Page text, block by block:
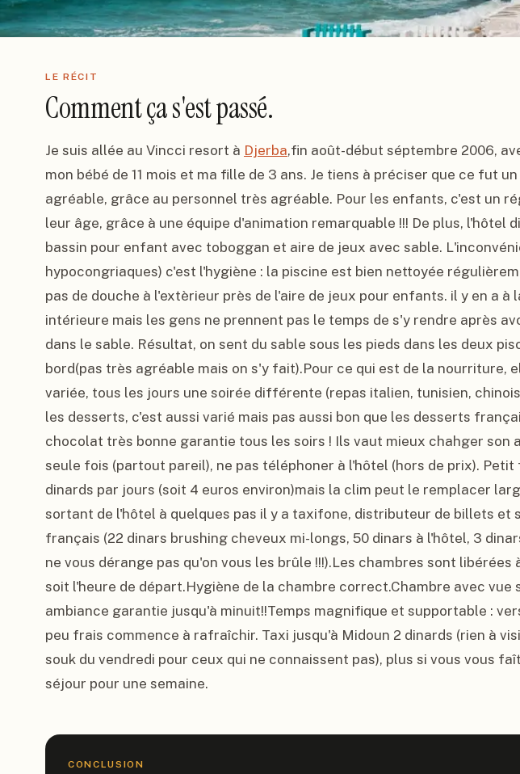
LE RÉCIT
Comment ça s'est passé.
Je suis allée au Vincci resort à Djerba,fin août-début séptembre 2006,
mon bébé de 11 mois et ma fille de 3 ans. Je tiens à préciser que ce fut
agréable, grâce au personnel très agréable. Pour les enfants, c'est un
leur âge, grâce à une équipe d'animation remarquable !!! De plus, l'hôtel
bassin pour enfant avec toboggan et aire de jeux avec sable.
hypocongriaques) c'est l'hygiène : la piscine est bien nettoyée
pas de douche à l'extèrieur près de l'aire de jeux pour enfants. il y en a à
intérieure mais les gens ne prennent pas le temps de s'y rendre après
dans le sable. Résultat, on sent du sable sous les pieds dans les deux
bord(pas très agréable mais on s'y fait).Pour ce qui est de la nourriture,
variée, tous les jours une soirée différente (repas italien, tunisien,
les desserts, c'est aussi varié mais pas aussi bon que les desserts
chocolat très bonne garantie tous les soirs ! Ils vaut mieux chahger son
seule fois (partout pareil), ne pas téléphoner à l'hôtel (hors de prix).
dinards par jours (soit 4 euros environ)mais la clim peut le remplacer
sortant de l'hôtel à quelques pas il y a taxifone, distributeur de billets et
français (22 dinars brushing cheveux mi-longs, 50 dinars à l'hôtel, 3
ne vous dérange pas qu'on vous les brûle !!!).Les chambres sont libérées
soit l'heure de départ.Hygiène de la chambre correct.Chambre avec vue
ambiance garantie jusqu'à minuit!!Temps magnifique et supportable :
peu frais commence à rafraîchir. Taxi jusqu'à Midoun 2 dinards (rien à
souk du vendredi pour ceux qui ne connaissent pas), plus si vous vous
séjour pour une semaine.
CONCLUSION